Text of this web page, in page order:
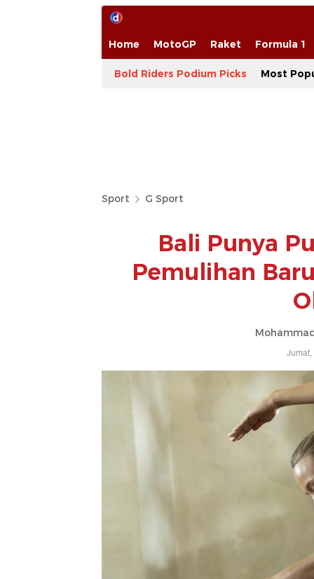
Home MotoGP Raket Formula 1
Bold Riders Podium Picks Most
Sport G Sport
Bali Punya
Pemulihan